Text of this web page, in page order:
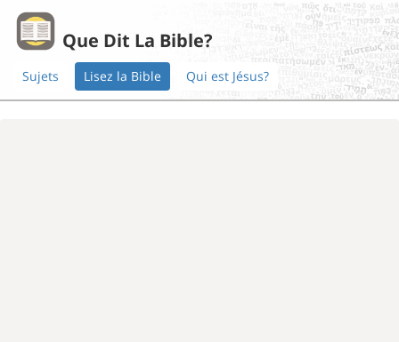
Que Dit La Bible?
Sujets Lisez la Bible Qui est Jésus?